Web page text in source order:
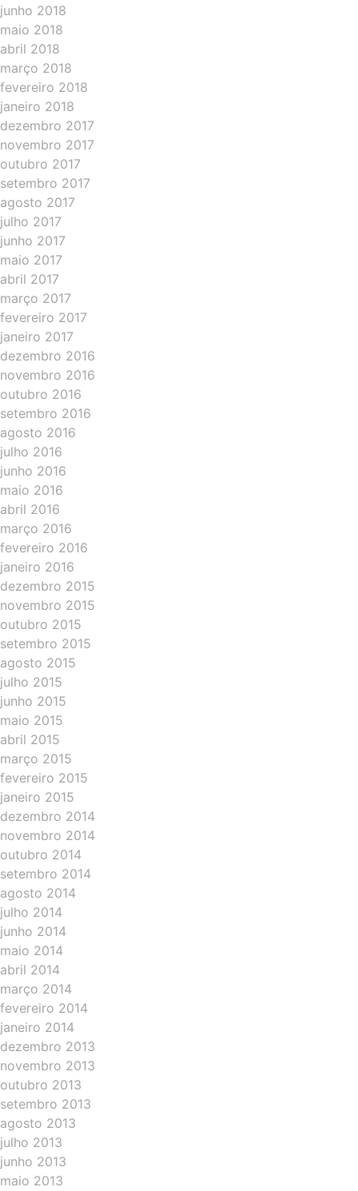
junho 2018
maio 2018
abril 2018
março 2018
fevereiro 2018
janeiro 2018
dezembro 2017
novembro 2017
outubro 2017
setembro 2017
agosto 2017
julho 2017
junho 2017
maio 2017
abril 2017
março 2017
fevereiro 2017
janeiro 2017
dezembro 2016
novembro 2016
outubro 2016
setembro 2016
agosto 2016
julho 2016
junho 2016
maio 2016
abril 2016
março 2016
fevereiro 2016
janeiro 2016
dezembro 2015
novembro 2015
outubro 2015
setembro 2015
agosto 2015
julho 2015
junho 2015
maio 2015
abril 2015
março 2015
fevereiro 2015
janeiro 2015
dezembro 2014
novembro 2014
outubro 2014
setembro 2014
agosto 2014
julho 2014
junho 2014
maio 2014
abril 2014
março 2014
fevereiro 2014
janeiro 2014
dezembro 2013
novembro 2013
outubro 2013
setembro 2013
agosto 2013
julho 2013
junho 2013
maio 2013